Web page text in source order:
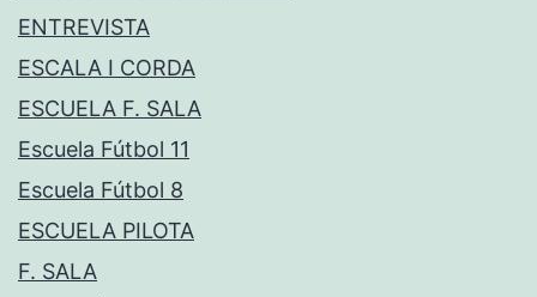
ENTREVISTA
ESCALA I CORDA
ESCUELA F. SALA
Escuela Fútbol 11
Escuela Fútbol 8
ESCUELA PILOTA
F. SALA